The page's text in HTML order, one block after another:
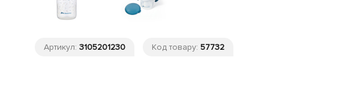
Артикул: 3105201230 Код товару: 57732